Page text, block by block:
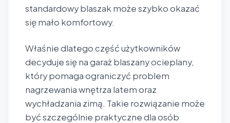
standardowy blaszak może szybko okazać
się mało komfortowy.
Właśnie dlatego część użytkowników
decyduje się na garaż blaszany ocieplany,
który pomaga ograniczyć problem
nagrzewania wnętrza latem oraz
wychładzania zimą. Takie rozwiązanie może
być szczególnie praktyczne dla osób